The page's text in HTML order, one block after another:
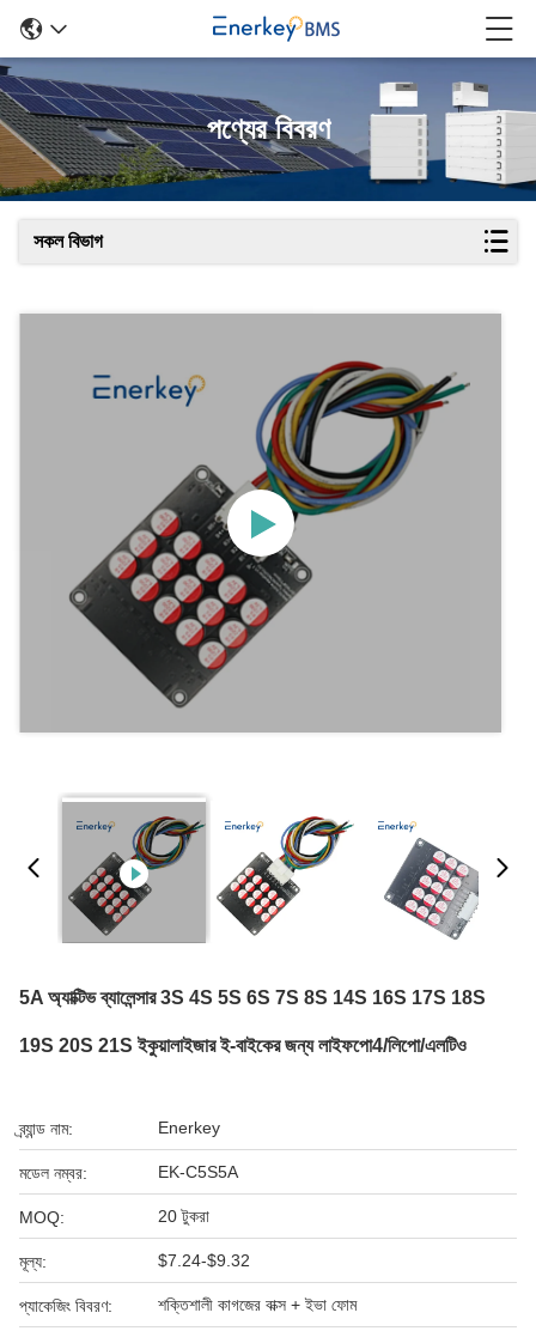
পণ্যের বিবরণ
সকল বিভাগ
5A অ্যাক্টিভ ব্যালেন্সার 3S 4S 5S 6S 7S 8S 14S 16S 17S 18S
19S 20S 21S ইকুয়ালাইজার ই-বাইকের জন্য লাইফপো4/লিপো/এলটিও
ব্র্যান্ড নাম: Enerkey
মডেল নম্বর: EK-C5S5A
MOQ: 20 টুকরা
মূল্য: $7.24-$9.32
প্যাকেজিং বিবরণ: শক্তিশালী কাগজের বাক্স + ইভা ফোম